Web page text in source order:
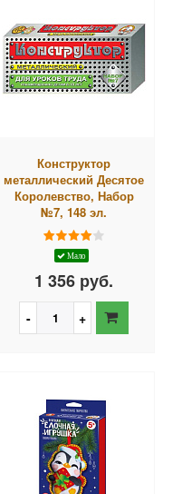
Конструктор
металлический Десятое
Королевство, Набор
№7, 148 эл.
Мало
1 356 руб.